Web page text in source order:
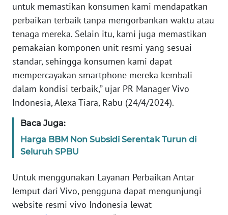
untuk memastikan konsumen kami mendapatkan
perbaikan terbaik tanpa mengorbankan waktu atau
tenaga mereka. Selain itu, kami juga memastikan
pemakaian komponen unit resmi yang sesuai
standar, sehingga konsumen kami dapat
mempercayakan smartphone mereka kembali
dalam kondisi terbaik,” ujar PR Manager Vivo
Indonesia, Alexa Tiara, Rabu (24/4/2024).
Baca Juga:
Harga BBM Non Subsidi Serentak Turun di
Seluruh SPBU
Untuk menggunakan Layanan Perbaikan Antar
Jemput dari Vivo, pengguna dapat mengunjungi
website resmi vivo Indonesia lewat
WN
SULTENG
WN
SULBAR
BABEL
WN
WN
BENGKULU